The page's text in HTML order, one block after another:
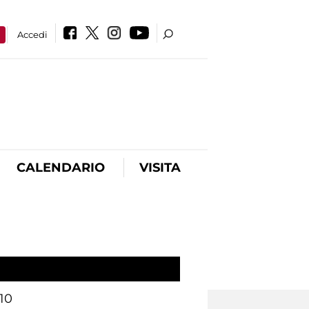
Accedi
CALENDARIO VISITA